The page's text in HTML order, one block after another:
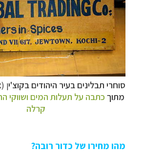
סוחרי תבלינים בעיר היהודים בקוצ'ין
מתוך כתבה על תעלות המים ושווקי
קרלה
מהו מחירו של כדור רובה?